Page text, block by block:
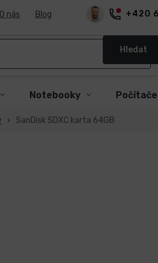
+420
O nás Blog
Hledat
Notebooky Počítače
SanDisk SDXC karta 64GB